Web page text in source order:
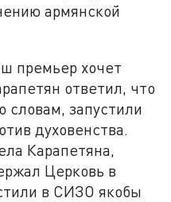
армянской
премьер хочет
ответил, что
словам, запустили
духовенства.
Карапетяна,
Церковь в
в СИЗО якобы